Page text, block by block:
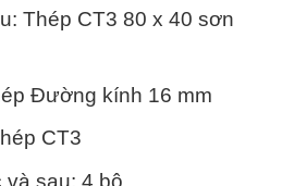
Thép CT3 80 x 40 sơn
Đường kính 16 mm
CT3
sau: 4 bộ